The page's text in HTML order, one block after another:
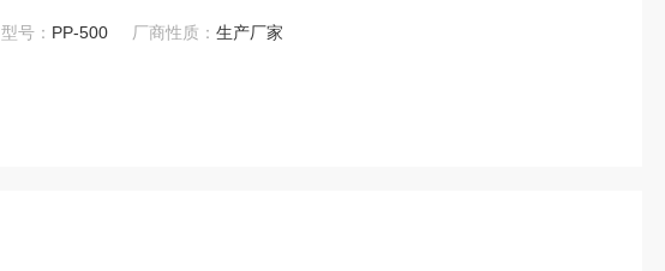
型号： PP-500 厂商性质：生产厂家